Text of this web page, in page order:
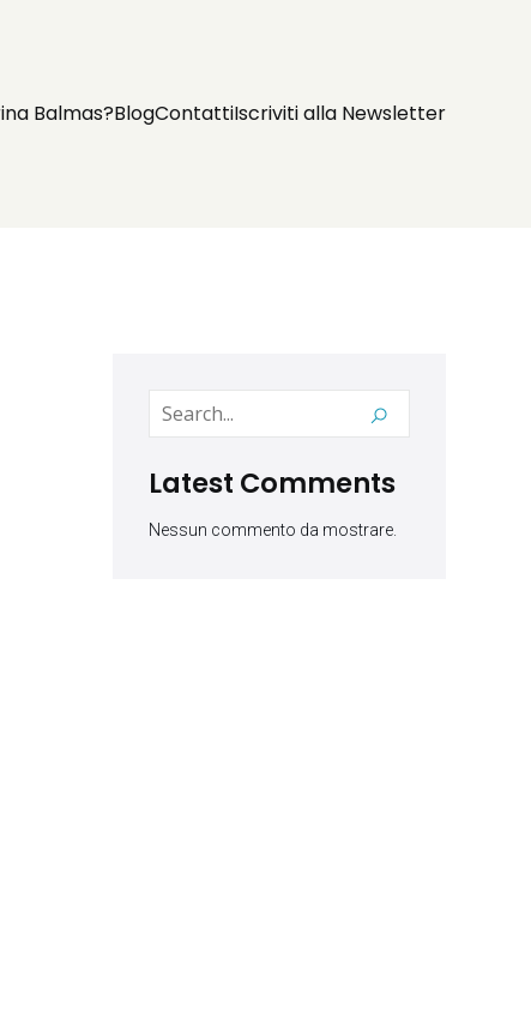
Balmas?BlogContattiIscriviti alla Newsletter
Latest Comments
Nessun commento da mostrare.